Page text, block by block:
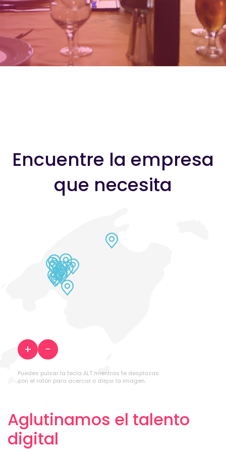
Encuentre la empresa
que necesita
+ −
Puedes pulsar la tecla ALT mientras te desplazas
con el ratón para acercar o alejar la imagen.
Aglutinamos el talento
digital